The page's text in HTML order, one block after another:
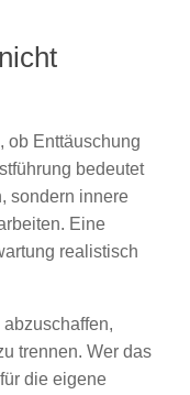
ob Enttäuschung
bedeutet
sondern innere
Eine
realistisch
trennen. Wer das
die eigene